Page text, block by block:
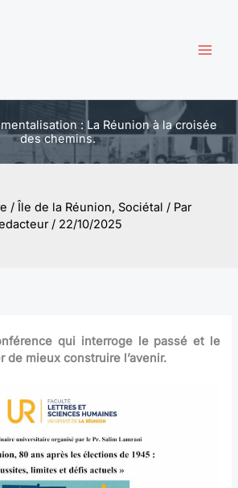
: La Réunion à la croisée
des chemins.
/ Île de la Réunion, Sociétal / Par
/ 22/10/2025
qui interroge le passé et le
de mieux construire l’avenir.